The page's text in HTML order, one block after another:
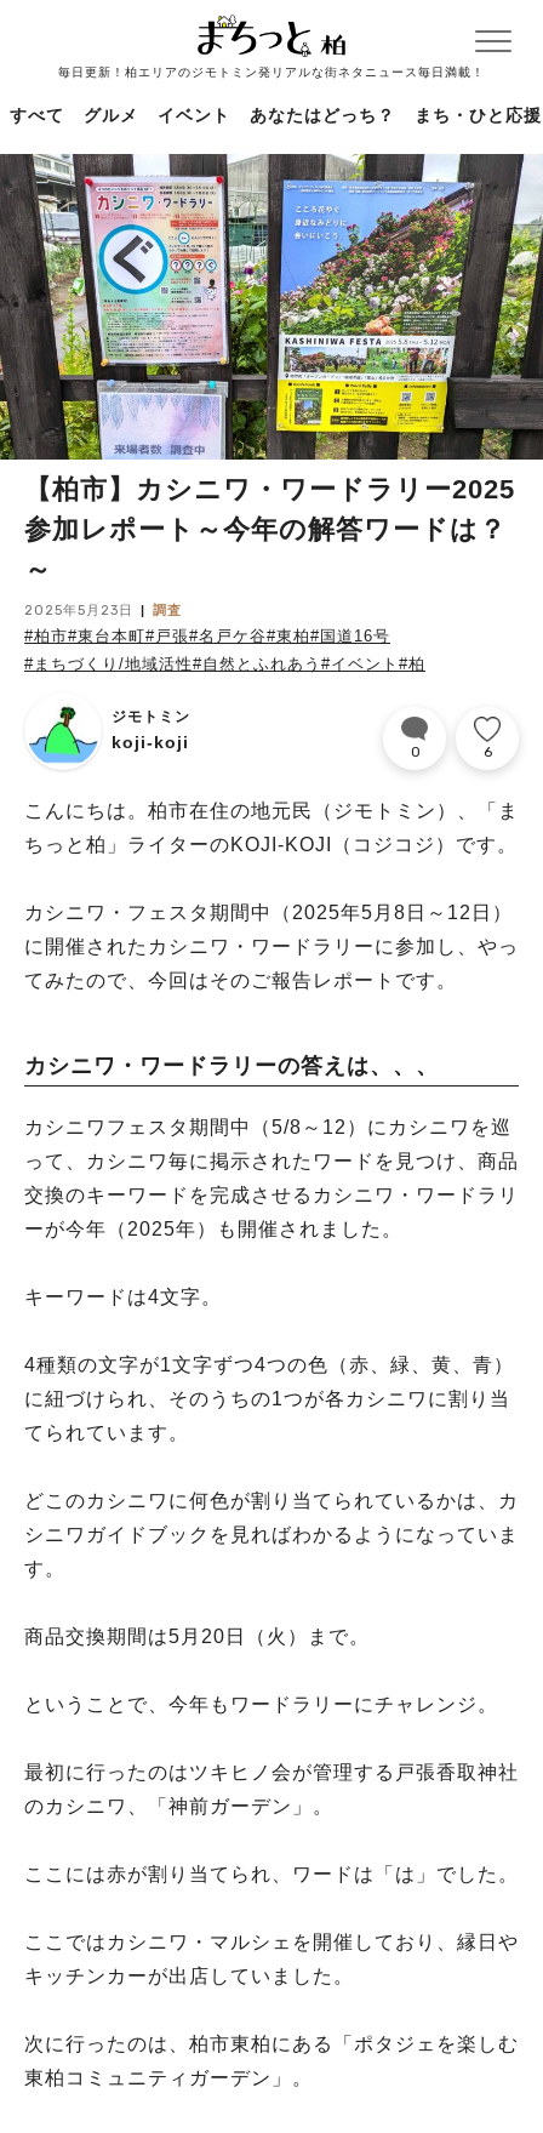
毎日更新！柏エリアのジモトミン発リアルな街ネタニュース毎日満載！
すべて グルメ イベント あなたはどっち？ まち・ひと応援
【柏市】カシニワ・ワードラリー2025
参加レポート～今年の解答ワードは？
～
2025年5月23日 調査
#柏市#東台本町#戸張#名戸ケ谷#東柏#国道16号
#まちづくり/地域活性#自然とふれあう #イベント #柏
ジモトミン
koji-koji 0 6
こんにちは。柏市在住の地元民（ジモトミン）、「ま
ちっと柏」ライターのKOJI-KOJI（コジコジ）です。
カシニワ・フェスタ期間中（2025年5月8日～12日）
に開催されたカシニワ・ワードラリーに参加し、やっ
てみたので、今回はそのご報告レポートです。
カシニワ・ワードラリーの答えは、、、
カシニワフェスタ期間中（5/8～12）にカシニワを巡
って、カシニワ毎に掲示されたワードを見つけ、商品
交換のキーワードを完成させるカシニワ・ワードラリ
ーが今年（2025年）も開催されました。
キーワードは4文字。
4種類の文字が1文字ずつ4つの色（赤、緑、黄、青）
に紐づけられ、そのうちの1つが各カシニワに割り当
てられています。
どこのカシニワに何色が割り当てられているかは、カ
シニワガイドブックを見ればわかるようになっていま
す。
商品交換期間は5月20日（火）まで。
ということで、今年もワードラリーにチャレンジ。
最初に行ったのはツキヒノ会が管理する戸張香取神社
のカシニワ、「神前ガーデン」。
ここには赤が割り当てられ、ワードは「は」でした。
ここではカシニワ・マルシェを開催しており、縁日や
キッチンカーが出店していました。
次に行ったのは、柏市東柏にある「ポタジェを楽しむ
東柏コミュニティガーデン」。